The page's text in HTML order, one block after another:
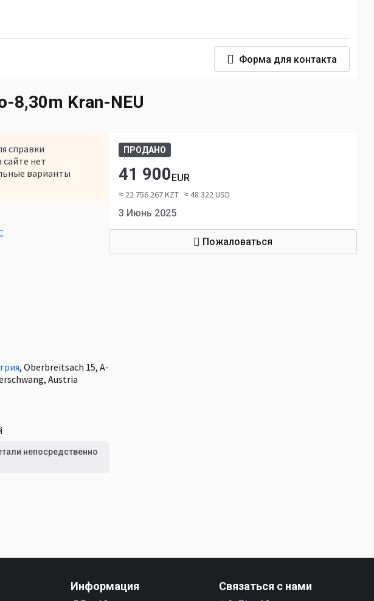
Форма для контакта
8,30m Kran-NEU
на этот
справки
нет
варианты
, Oberbreitsach 15, A-
Austria
непосредственно
ПРОДАНО
41 900EUR
≈ 22 756 267 KZT ≈ 48 322 USD
3 Июнь 2025
Пожаловаться
Информация Связаться с нами